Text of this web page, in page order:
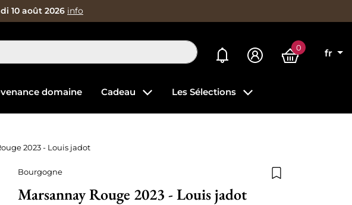
10 août 2026 info
Mes alertes 0
fr
domaine Cadeau Les Sélections
2023 - Louis jadot
Bourgogne
Marsannay Rouge 2023 - Louis jadot